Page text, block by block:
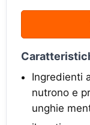
Ingredienti
nutrono e
unghie